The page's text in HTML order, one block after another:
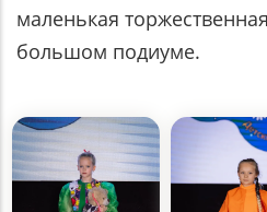
маленькая
большом подиуме.